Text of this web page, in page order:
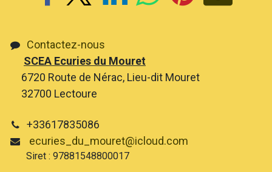
Contactez-nous
SCEA Ecuries du Mouret
6720 Route de Nérac, Lieu-dit Mouret
32700 Lectoure
+33617835086
ecuries_du_mouret@icloud.com
Siret : 97881548800017